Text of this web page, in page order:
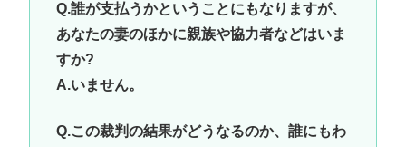
Q.誰が支払うかということにもなりますが、
あなたの妻のほかに親族や協力者などはいま
すか?
A.いません。
Q.この裁判の結果がどうなるのか、誰にもわ